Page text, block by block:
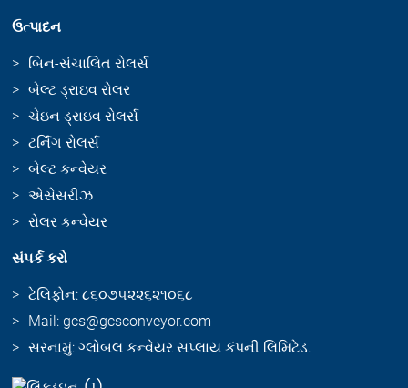
ઉત્પાદન
બિન-સંચાલિત રોલર્સ
બેલ્ટ ડ્રાઇવ રોલર
ચેઇન ડ્રાઇવ રોલર્સ
ટર્નિંગ રોલર્સ
બેલ્ટ કન્વેયર
એસેસરીઝ
રોલર કન્વેયર
સંપર્ક કરો
ટેલિફોન: ૮૬૦૭૫૨૨૬૨૧૦૬૮
Mail: gcs@gcsconveyor.com
સરનામું: ગ્લોબલ કન્વેયર સપ્લાય કંપની લિમિટેડ.